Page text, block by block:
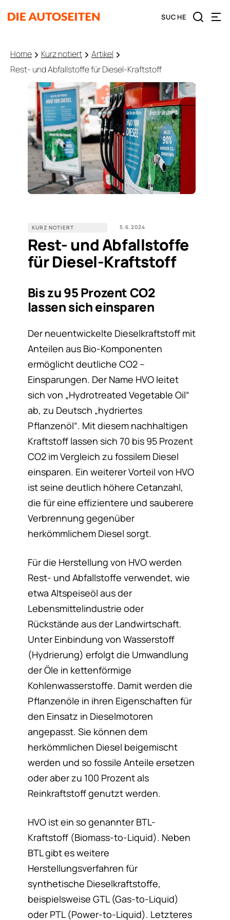
Home Kurz notiert
Artikel
Rest- und Abfallstoffe für Diesel-Kraftstoff
KURZ NOTIERT 5.6.2024
Rest- und Abfallstoffe
für Diesel-Kraftstoff
Bis zu 95 Prozent CO2
lassen sich einsparen
Der neuentwickelte Dieselkraftstoff mit
Anteilen aus Bio-Komponenten
ermöglicht deutliche CO2 –
Einsparungen. Der Name HVO leitet
sich von „Hydrotreated Vegetable Oil“
ab, zu Deutsch „hydriertes
Pflanzenöl“. Mit diesem nachhaltigen
Kraftstoff lassen sich 70 bis 95 Prozent
CO2 im Vergleich zu fossilem Diesel
einsparen. Ein weiterer Vorteil von HVO
ist seine deutlich höhere Cetanzahl,
die für eine effizientere und sauberere
Verbrennung gegenüber
herkömmlichem Diesel sorgt.
Für die Herstellung von HVO werden
Rest- und Abfallstoffe verwendet, wie
etwa Altspeiseöl aus der
Lebensmittelindustrie oder
Rückstände aus der Landwirtschaft.
Unter Einbindung von Wasserstoff
(Hydrierung) erfolgt die Umwandlung
der Öle in kettenförmige
Kohlenwasserstoffe. Damit werden die
Pflanzenöle in ihren Eigenschaften für
den Einsatz in Dieselmotoren
angepasst. Sie können dem
herkömmlichen Diesel beigemischt
werden und so fossile Anteile ersetzen
oder aber zu 100 Prozent als
Reinkraftstoff genutzt werden.
HVO ist ein so genannter BTL-
Kraftstoff (Biomass-to-Liquid). Neben
BTL gibt es weitere
Herstellungsverfahren für
synthetische Dieselkraftstoffe,
beispielsweise GTL (Gas-to-Liquid)
oder PTL (Power-to-Liquid). Letzteres